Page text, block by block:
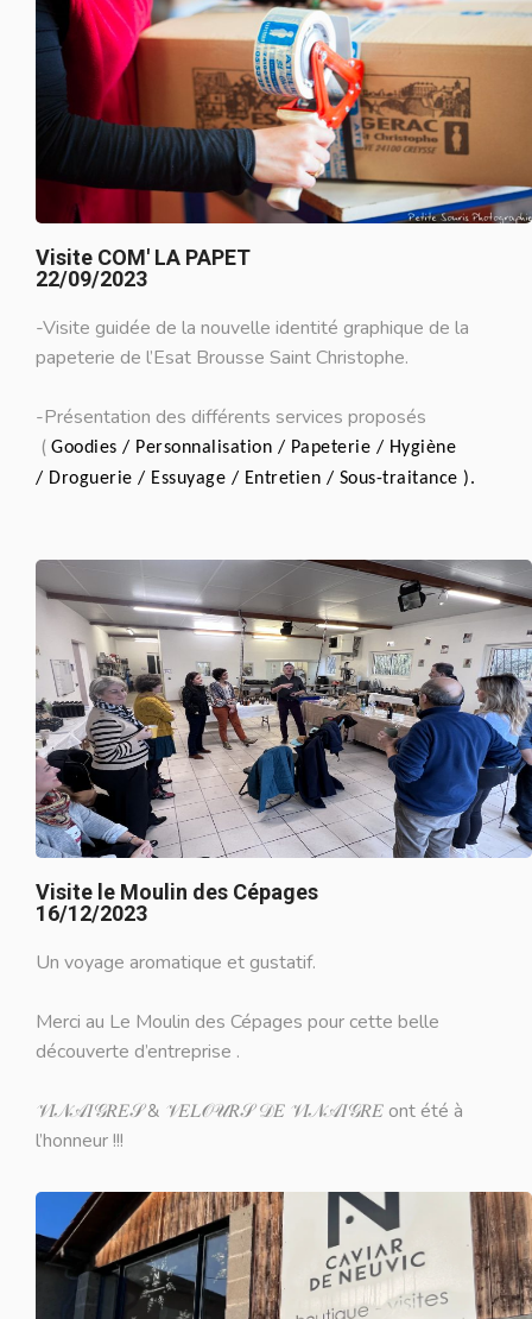
Visite COM' LA PAPET
22/09/2023
-Visite guidée de la nouvelle identité graphique de la
papeterie de l’Esat Brousse Saint Christophe.
-Présentation des différents services proposés
( Goodies / Personnalisation / Papeterie / Hygiène
/ Droguerie / Essuyage / Entretien / Sous-traitance ).
Visite le Moulin des Cépages
16/12/2023
Un voyage aromatique et gustatif.
Merci au Le Moulin des Cépages pour cette belle
découverte d’entreprise .
𝒱𝐼𝒩𝒜𝐼𝒢𝑅𝐸𝒮 & 𝒱𝐸𝐿𝒪𝒰𝑅𝒮 𝒟𝐸 𝒱𝐼𝒩𝒜𝐼𝒢𝑅𝐸 ont été à
l’honneur !!!